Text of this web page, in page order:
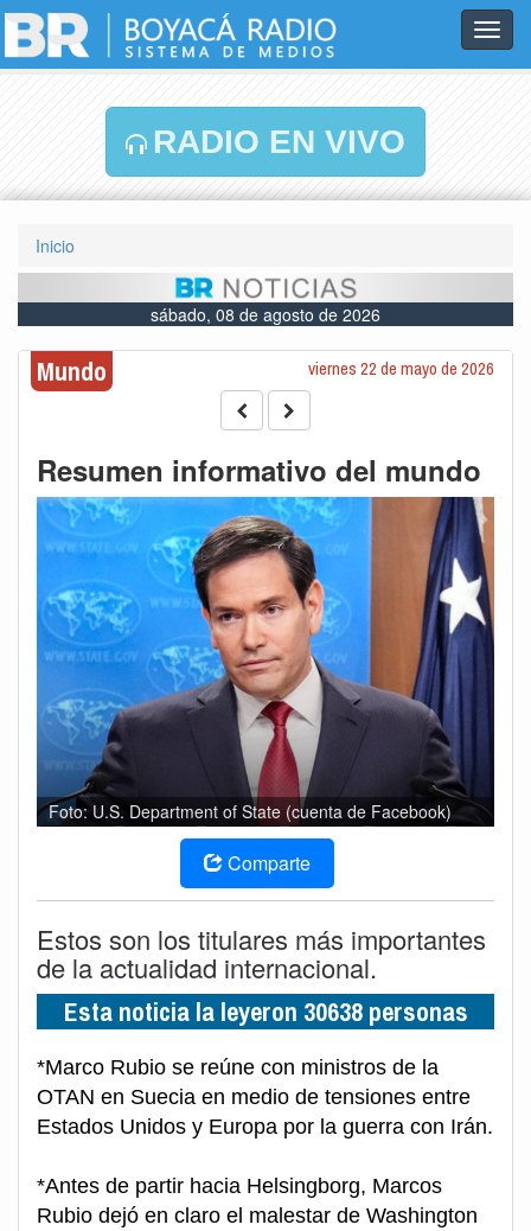
RADIO EN VIVO
Inicio
sábado, 08 de agosto de 2026
Mundo viernes 22 de mayo de 2026
Resumen informativo del mundo
Foto: U.S. Department of State (cuenta de Facebook)
Comparte
Estos son los titulares más importantes
de la actualidad internacional.
Esta noticia la leyeron 30638 personas
*Marco Rubio se reúne con ministros de la
OTAN en Suecia en medio de tensiones entre
Estados Unidos y Europa por la guerra con Irán.
*Antes de partir hacia Helsingborg, Marcos
Rubio dejó en claro el malestar de Washington